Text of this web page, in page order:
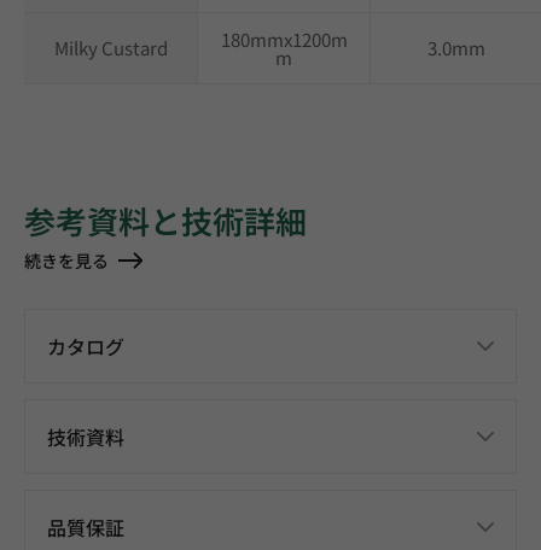
Milky Custard 180mmx1200m
m 3.0mm
参考資料と技術詳細
続きを見る
カタログ
技術資料
品質保証